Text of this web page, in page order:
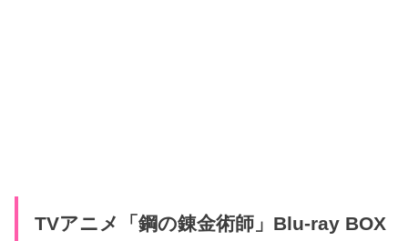
TVアニメ「鋼の錬金術師」Blu-ray BOX